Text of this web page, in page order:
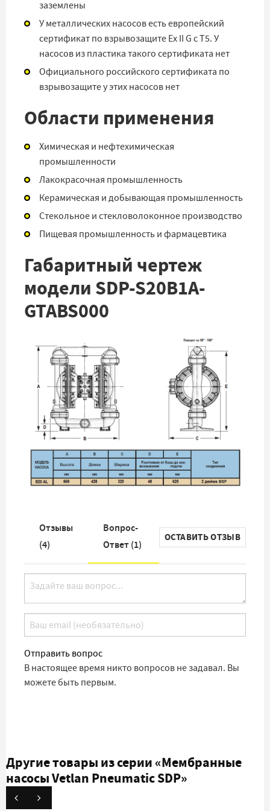
заземлены
У металлических насосов есть европейский
сертификат по взрывозащите Ex II G c T5. У
насосов из пластика такого сертификата нет
Официального российского сертификата по
взрывозащите у этих насосов нет
Области применения
Химическая и нефтехимическая
промышленности
Лакокрасочная промышленность
Керамическая и добывающая промышленность
Стекольное и стекловолоконное производство
Пищевая промышленность и фармацевтика
Габаритный чертеж
модели SDP-S20B1A-
GTABS000
Отзывы
(4)
Вопрос-
Ответ (1)
ОСТАВИТЬ ОТЗЫВ
Отправить вопрос
В настоящее время никто вопросов не задавал. Вы
можете быть первым.
Другие товары из серии«Мембранные
насосы Vetlan Pneumatic SDP»